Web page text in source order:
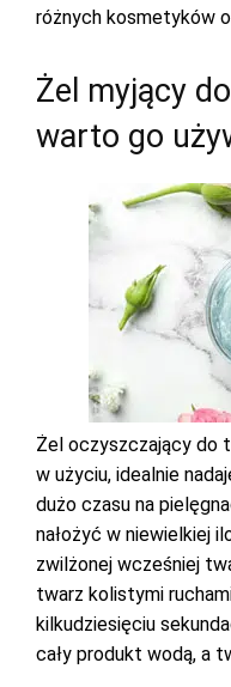
różnych kosmetyków o
Żel myjący
warto go
Żel oczyszczający do
w użyciu, idealnie
dużo czasu na
nałożyć w niewielkiej
zwilżonej wcześniej
twarz kolistymi
kilkudziesięciu
cały produkt wodą, a